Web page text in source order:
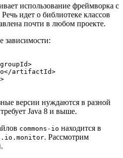
использование фреймворка с
идет о библиотеке классов
почти в любом проекте.
зависимости:
groupId>
artifactId>
версии нуждаются в разной
Java 8 и выше.
commons-io находится в
. Рассмотрим